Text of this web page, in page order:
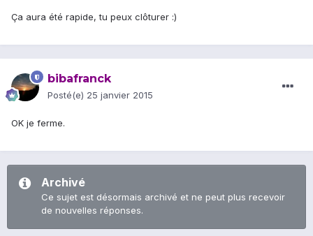
Ça aura été rapide, tu peux clôturer :)
bibafranck
Posté(e) 25 janvier 2015
OK je ferme.
Archivé
Ce sujet est désormais archivé et ne peut plus recevoir
de nouvelles réponses.